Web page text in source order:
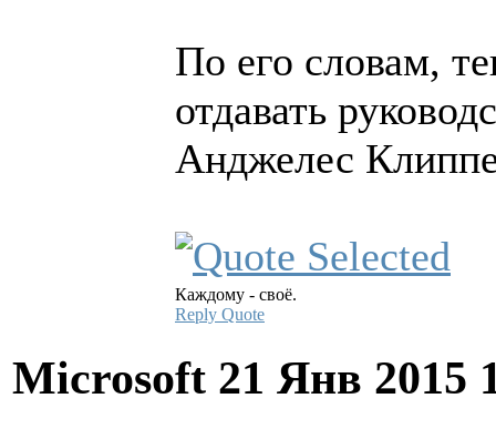
По его словам,
отдавать
Анджелес
Каждому - своё.
Reply Quote
Microsoft 21 Янв 2015